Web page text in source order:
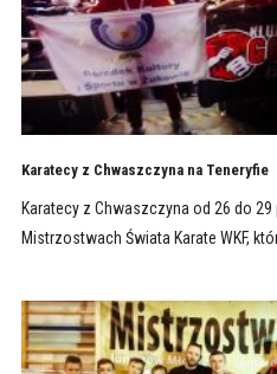
Karatecy z Chwaszczyna na Teneryfie
Karatecy z Chwaszczyna od 26 do
Mistrzostwach Świata Karate WKF,